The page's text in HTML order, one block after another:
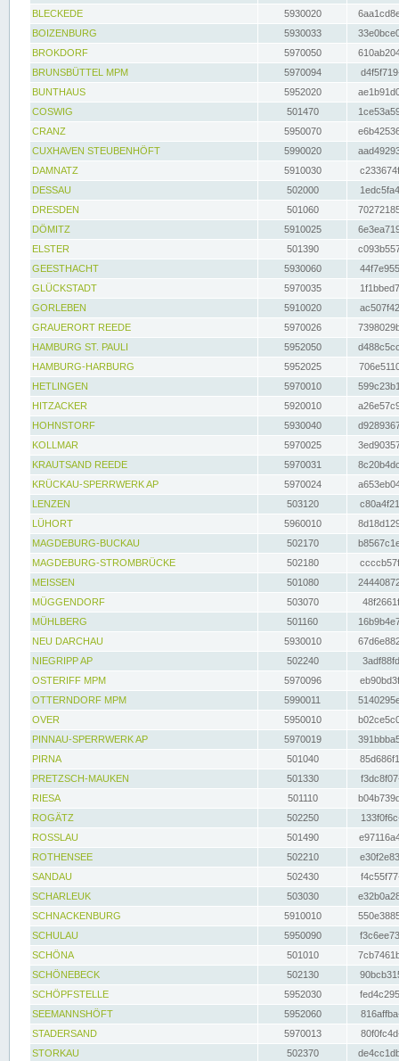
BLECKEDE
5930020
BOIZENBURG
5930033
BROKDORF
5970050
BRUNSBÜTTEL MPM
5970094
BUNTHAUS
5952020
COSWIG
501470
CRANZ
5950070
CUXHAVEN STEUBENHÖFT
5990020
DAMNATZ
5910030
DESSAU
502000
DRESDEN
501060
DÖMITZ
5910025
ELSTER
501390
GEESTHACHT
5930060
GLÜCKSTADT
5970035
GORLEBEN
5910020
GRAUERORT REEDE
5970026
HAMBURG ST. PAULI
5952050
HAMBURG-HARBURG
5952025
HETLINGEN
5970010
HITZACKER
5920010
HOHNSTORF
5930040
KOLLMAR
5970025
KRAUTSAND REEDE
5970031
KRÜCKAU-SPERRWERK AP
5970024
LENZEN
503120
LÜHORT
5960010
MAGDEBURG-BUCKAU
502170
MAGDEBURG-STROMBRÜCKE
502180
MEISSEN
501080
MÜGGENDORF
503070
MÜHLBERG
501160
NEU DARCHAU
5930010
NIEGRIPP AP
502240
OSTERIFF MPM
5970096
OTTERNDORF MPM
5990011
OVER
5950010
PINNAU-SPERRWERK AP
5970019
PIRNA
501040
PRETZSCH-MAUKEN
501330
RIESA
501110
ROGÄTZ
502250
ROSSLAU
501490
ROTHENSEE
502210
SANDAU
502430
SCHARLEUK
503030
SCHNACKENBURG
5910010
SCHULAU
5950090
SCHÖNA
501010
SCHÖNEBECK
502130
SCHÖPFSTELLE
5952030
SEEMANNSHÖFT
5952060
STADERSAND
5970013
STORKAU
502370